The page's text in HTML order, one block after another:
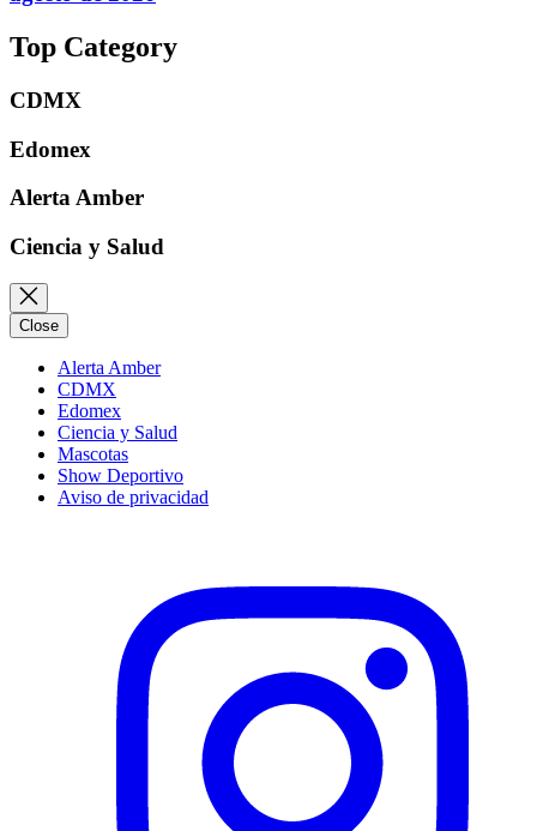
Top Category
CDMX
Edomex
Alerta Amber
Ciencia y Salud
Close
Alerta Amber
CDMX
Edomex
Ciencia y Salud
Mascotas
Show Deportivo
Aviso de privacidad